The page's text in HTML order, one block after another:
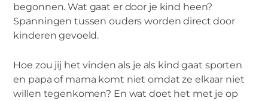
begonnen. Wat gaat er door je kind heen?
Spanningen tussen ouders worden direct door
kinderen gevoeld.
Hoe zou jij het vinden als je als kind gaat sporten
en papa of mama komt niet omdat ze elkaar niet
willen tegenkomen? En wat doet het met je op